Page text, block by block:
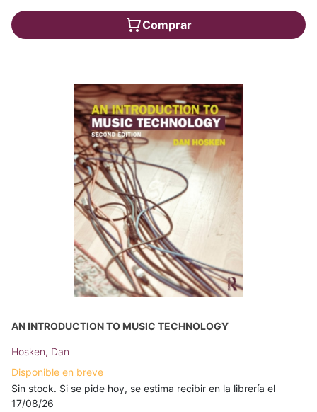
Comprar
AN INTRODUCTION TO MUSIC TECHNOLOGY
Hosken, Dan
Disponible en breve
Sin stock. Si se pide hoy, se estima recibir en la librería el
17/08/26